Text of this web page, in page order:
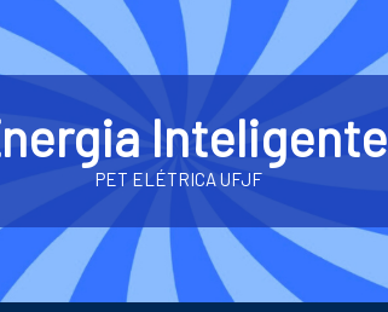
Inteligente
PET ELÉTRICA UFJF